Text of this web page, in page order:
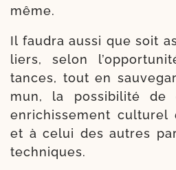
même.
Il fau­dra aus­si que soit
liers, selon
tances, tout en
mun, la pos­si­bi­li­té de
enri­chis­se­ment
et à celui des autres
techniques.